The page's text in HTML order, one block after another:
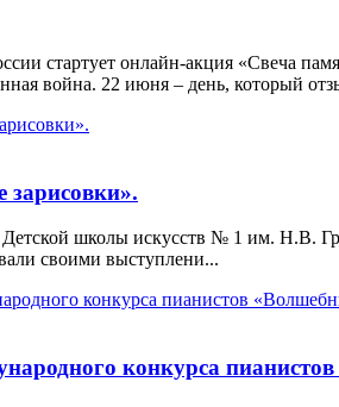
стартует онлайн-акция «Свеча
война. 22 июня – день, который
Детской школы искусств № 1 им. Н.В.
своими выступлени...
конкурса